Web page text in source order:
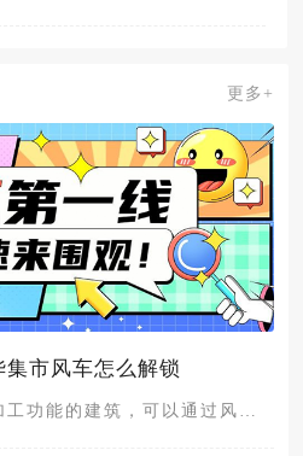
更多+
市风车怎么解锁